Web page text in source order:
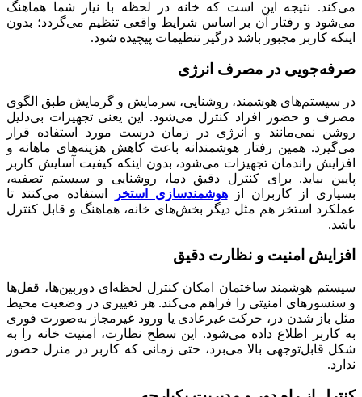
می‌کند. نتیجه این است که خانه در لحظه با نیاز شما هماهنگ
می‌شود و رفتار آن بر اساس شرایط واقعی تنظیم می‌گردد؛ بدون
اینکه کاربر مجبور باشد درگیر تنظیمات پیچیده شود.
صرفه‌جویی در مصرف انرژی
در سیستم‌های هوشمند، روشنایی، سرمایش و گرمایش طبق الگوی
مصرف و حضور افراد کنترل می‌شود. این یعنی تجهیزات بی‌دلیل
روشن نمی‌مانند و انرژی در زمان درست مورد استفاده قرار
می‌گیرد. همین رفتار هوشمندانه باعث کاهش هزینه‌های ماهانه و
افزایش راندمان تجهیزات می‌شود، بدون اینکه کیفیت آسایش کاربر
پایین بیاید. برای کنترل دقیق دما، روشنایی و سیستم تصفیه،
بسیاری از کاربران ازهوشمندسازی استخر
استفاده می‌کنند تا
عملکرد استخر هم مثل دیگر بخش‌های خانه، هماهنگ و قابل کنترل
باشد.
افزایش امنیت و نظارت دقیق
سیستم هوشمند ساختمان امکان کنترل لحظه‌ای دوربین‌ها، قفل‌ها
و سنسورهای امنیتی را فراهم می‌کند. هر تغییری در وضعیت محیط
مثل باز شدن در، حرکت غیرعادی یا ورود غیرمجاز به‌صورت فوری
به کاربر اطلاع داده می‌شود. این سطح نظارت، امنیت خانه را به
شکل قابل‌توجهی بالا می‌برد، حتی زمانی که کاربر در منزل حضور
ندارد.